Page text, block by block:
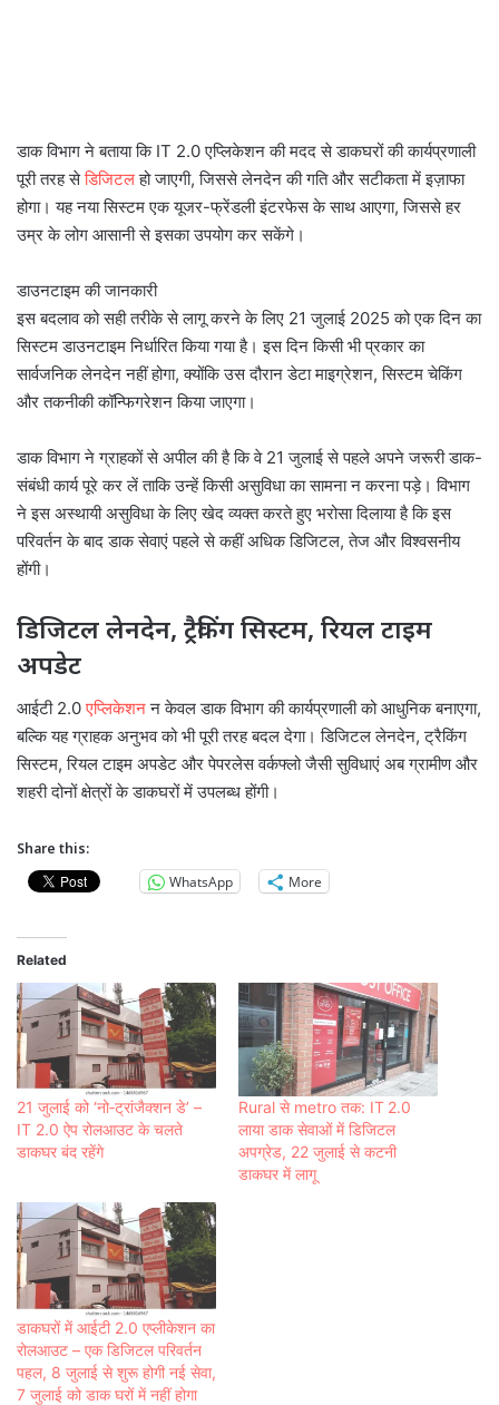
डाक विभाग ने बताया कि IT 2.0 एप्लिकेशन की मदद से डाकघरों की कार्यप्रणाली
पूरी तरह सेडिजिटलहो जाएगी, जिससे लेनदेन की गति और सटीकता में इज़ाफा
होगा। यह नया सिस्टम एक यूजर-फ्रेंडली इंटरफेस के साथ आएगा, जिससे हर
उम्र के लोग आसानी से इसका उपयोग कर सकेंगे।
डाउनटाइम की जानकारी
इस बदलाव को सही तरीके से लागू करने के लिए 21 जुलाई 2025 को एक दिन का
सिस्टम डाउनटाइम निर्धारित किया गया है। इस दिन किसी भी प्रकार का
सार्वजनिक लेनदेन नहीं होगा, क्योंकि उस दौरान डेटा माइग्रेशन, सिस्टम चेकिंग
और तकनीकी कॉन्फिगरेशन किया जाएगा।
डाक विभाग ने ग्राहकों से अपील की है कि वे 21 जुलाई से पहले अपने जरूरी डाक-
संबंधी कार्य पूरे कर लें ताकि उन्हें किसी असुविधा का सामना न करना पड़े। विभाग
ने इस अस्थायी असुविधा के लिए खेद व्यक्त करते हुए भरोसा दिलाया है कि इस
परिवर्तन के बाद डाक सेवाएं पहले से कहीं अधिक डिजिटल, तेज और विश्वसनीय
होंगी।
डिजिटल लेनदेन, ट्रैकिंग सिस्टम, रियल टाइम
अपडेट
आईटी 2.0एप्लिकेशनन केवल डाक विभाग की कार्यप्रणाली को आधुनिक बनाएगा,
बल्कि यह ग्राहक अनुभव को भी पूरी तरह बदल देगा। डिजिटल लेनदेन, ट्रैकिंग
सिस्टम, रियल टाइम अपडेट और पेपरलेस वर्कफ्लो जैसी सुविधाएं अब ग्रामीण और
शहरी दोनों क्षेत्रों के डाकघरों में उपलब्ध होंगी।
Share this:
WhatsApp
More
Related
21 जुलाई को ‘नो‑ट्रांजैक्शन डे’ –
IT 2.0 ऐप रोलआउट के चलते
डाकघर बंद रहेंगे
Rural से metro तक: IT 2.0
लाया डाक सेवाओं में डिजिटल
अपग्रेड, 22 जुलाई से कटनी
डाकघर में लागू
डाकघरों में आईटी 2.0 एप्लीकेशन का
रोलआउट – एक डिजिटल परिवर्तन
पहल, 8 जुलाई से शुरू होगी नई सेवा,
7 जुलाई को डाक घरों में नहीं होगा